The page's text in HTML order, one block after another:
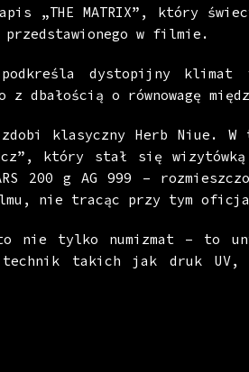
„THE MATRIX”, który
w filmie.
dystopijny klimat
z dbałością o równowagę
zdobi klasyczny Herb Niue. W
który stał się
200 g AG 999 –
nie tracąc przy tym
nie tylko numizmat – to
technik takich jak druk UV,